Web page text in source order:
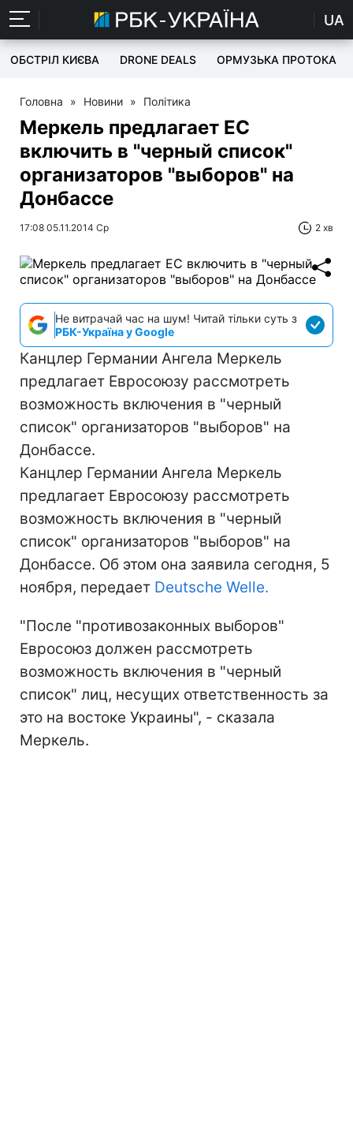
UA
ОБСТРІЛ КИЄВА DRONE DEALS ОРМУЗЬКА ПРОТОКА
Головна » Новини » Політика
Меркель предлагает ЕС
включить в "черный список"
организаторов "выборов" на
Донбассе
17:08 05.11.2014 Ср 2 хв
Не витрачай час на шум! Читай тільки суть з
РБК-Україна у Google
Канцлер Германии Ангела Меркель
предлагает Евросоюзу рассмотреть
возможность включения в "черный
список" организаторов "выборов" на
Донбассе.
Канцлер Германии Ангела Меркель
предлагает Евросоюзу рассмотреть
возможность включения в "черный
список" организаторов "выборов" на
Донбассе. Об этом она заявила сегодня, 5
ноября, передает Deutsche Welle.
"После "противозаконных выборов"
Евросоюз должен рассмотреть
возможность включения в "черный
список" лиц, несущих ответственность за
это на востоке Украины", - сказала
Меркель.